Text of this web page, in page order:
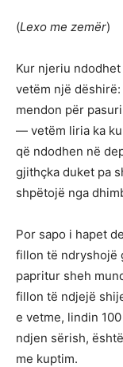
(Lexo me zemër)
Kur njeriu
vetëm një dëshirë:
mendon për
— vetëm liria ka
që ndodhen në
gjithçka duket pa
shpëtojë nga
Por sapo i hapet
fillon të ndryshojë
papritur sheh
fillon të ndjejë
e vetme, lindin
ndjen sërish,
me kuptim.